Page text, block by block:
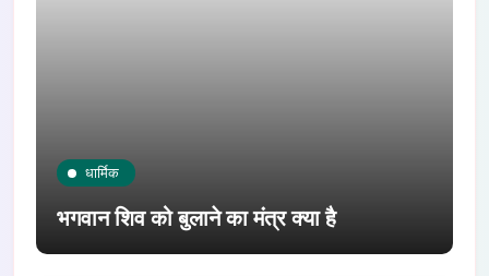
धार्मिक
भगवान शिव को बुलाने का मंत्र क्या है